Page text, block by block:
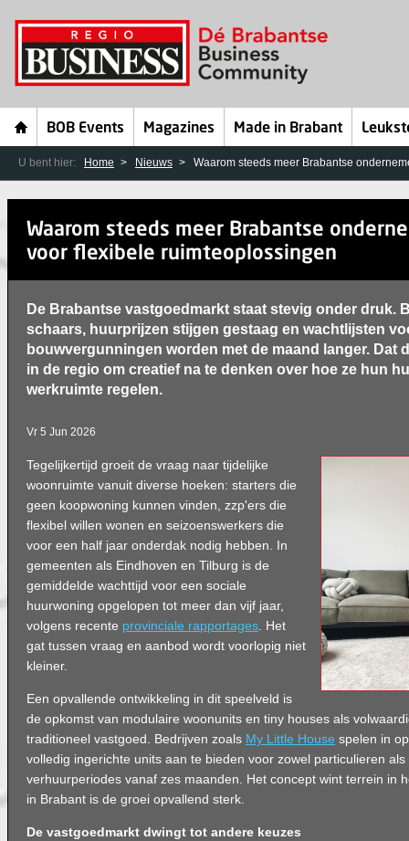
BOB Events Magazines Made in Brabant
U bent hier: Home Nieuws Waarom steeds meer Brabantse
Waarom steeds meer Brabantse
voor flexibele ruimteoplossingen
De Brabantse vastgoedmarkt staat stevig onder druk.
schaars, huurprijzen stijgen gestaag en wachtlijsten
bouwvergunningen worden met de maand langer. Dat
in de regio om creatief na te denken over hoe ze hun
werkruimte regelen.
Vr 5 Jun 2026
Tegelijkertijd groeit de vraag naar tijdelijke
woonruimte vanuit diverse hoeken: starters die
geen koopwoning kunnen vinden, zzp'ers die
flexibel willen wonen en seizoenswerkers die
voor een half jaar onderdak nodig hebben. In
gemeenten als Eindhoven en Tilburg is de
gemiddelde wachttijd voor een sociale
huurwoning opgelopen tot meer dan vijf jaar,
volgens recente provinciale rapportages. Het
gat tussen vraag en aanbod wordt voorlopig niet
kleiner.
Een opvallende ontwikkeling in dit speelveld is
de opkomst van modulaire woonunits en tiny houses als
traditioneel vastgoed. Bedrijven zoals My Little House spelen in
volledig ingerichte units aan te bieden voor zowel particulieren
verhuurperiodes vanaf zes maanden. Het concept wint terrein in
in Brabant is de groei opvallend sterk.
De vastgoedmarkt dwingt tot andere keuzes